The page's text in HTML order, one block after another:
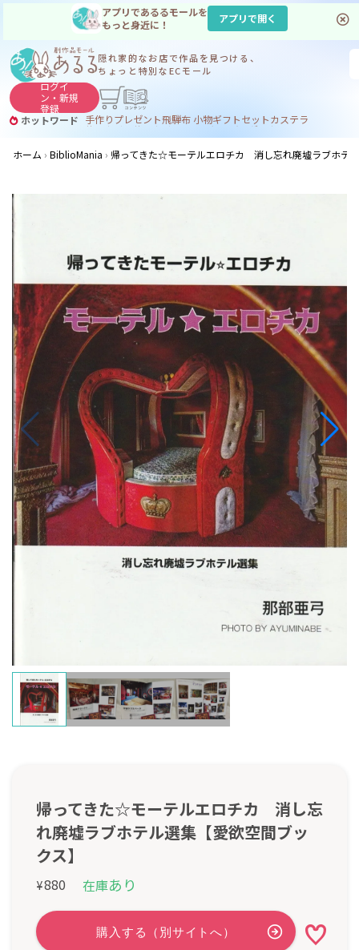
アプリであるるモールを
もっと身近に！
アプリで開く
隠れ家的なお店で作品を見つける、
ちょっと特別なECモール
ログイ
ン・新規
登録
ホットワード 手作りプレゼント飛騨布 小物ギフトセットカステラ
サヌカイト コーヒー
ジンギスカン
ホーム
BiblioMania 帰ってきた☆モーテルエロチカ 消し忘れ廃墟ラブホテ
帰ってきた☆モーテルエロチカ 消し忘
れ廃墟ラブホテル選集【愛欲空間ブッ
クス】
¥880 在庫あり